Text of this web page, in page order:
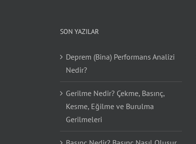
SON YAZILAR
Deprem (Bina) Performans Analizi
Nedir?
Gerilme Nedir? Çekme, Basınç,
Kesme, Eğilme ve Burulma
Gerilmeleri